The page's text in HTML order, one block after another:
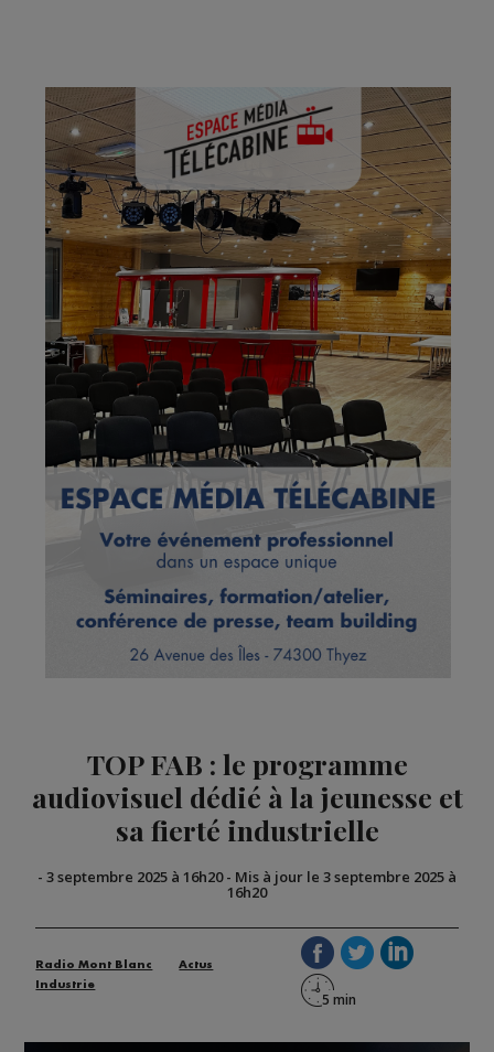
TOP FAB : le programme
audiovisuel dédié à la jeunesse et
sa fierté industrielle
- 3 septembre 2025 à 16h20- Mis à jour le 3 septembre 2025 à
16h20
Radio Mont Blanc
Actus
Industrie